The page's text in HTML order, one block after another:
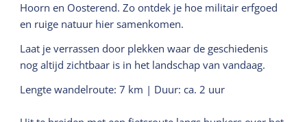
Hoorn en Oosterend. Zo ontdek je hoe militair erfgoed
en ruige natuur hier samenkomen.
Laat je verrassen door plekken waar de geschiedenis
nog altijd zichtbaar is in het landschap van vandaag.
Lengte wandelroute: 7 km | Duur: ca. 2 uur